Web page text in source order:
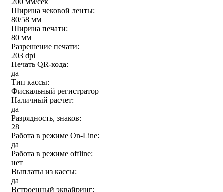
200 мм/сек
Ширина чековой ленты:
80/58 мм
Ширина печати:
80 мм
Разрешение печати:
203 dpi
Печать QR-кода:
да
Тип кассы:
Фискальный регистратор
Наличный расчет:
да
Разрядность, знаков:
28
Работа в режиме On-Line:
да
Работа в режиме offline:
нет
Выплаты из кассы:
да
Встроенный эквайринг: